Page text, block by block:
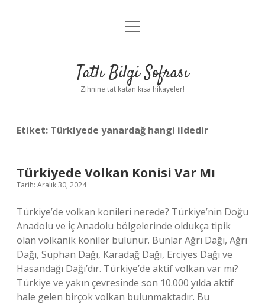
Anasayfa
Yasal Uyarı
menüyü
Tatlı Bilgi Sofrası
Zihnine tat katan kısa hikayeler!
Etiket: Türkiyede yanardağ hangi ildedir
Türkiyede Volkan Konisi Var Mı
Tarih: Aralık 30, 2024
Türkiye’de volkan konileri nerede? Türkiye’nin Doğu
Anadolu ve İç Anadolu bölgelerinde oldukça tipik
olan volkanik koniler bulunur. Bunlar Ağrı Dağı, Ağrı
Dağı, Süphan Dağı, Karadağ Dağı, Erciyes Dağı ve
Hasandağı Dağı’dır. Türkiye’de aktif volkan var mı?
Türkiye ve yakın çevresinde son 10.000 yılda aktif
hale gelen birçok volkan bulunmaktadır. Bu